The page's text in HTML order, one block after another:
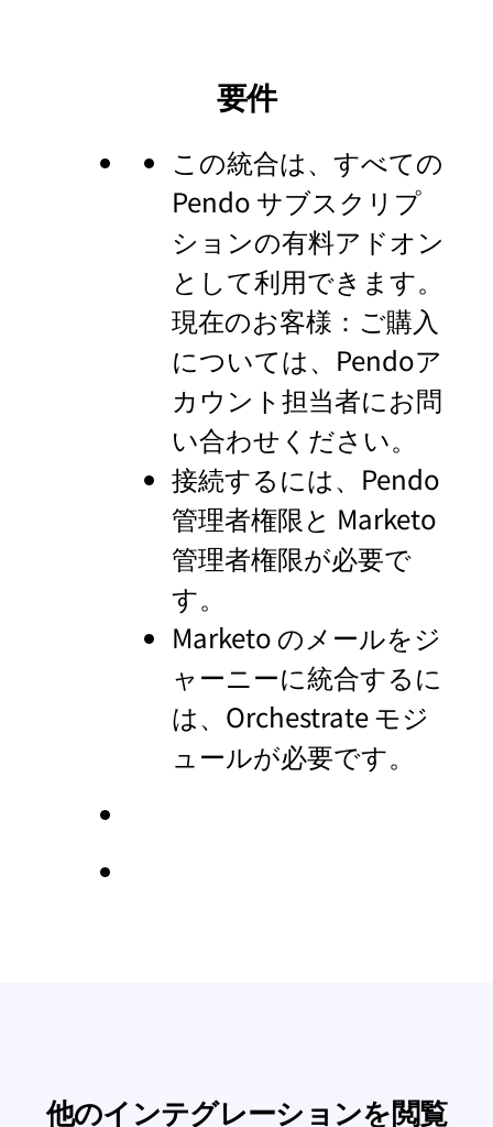
要件
この統合は、すべての
Pendo サブスクリプ
ションの有料アドオン
として利用できます。
現在のお客様：ご購入
については、Pendoア
カウント担当者にお問
い合わせください。
接続するには、Pendo
管理者権限と Marketo
管理者権限が必要で
す。
Marketo のメールをジ
ャーニーに統合するに
は、Orchestrate モジ
ュールが必要です。
他のインテグレーションを閲覧